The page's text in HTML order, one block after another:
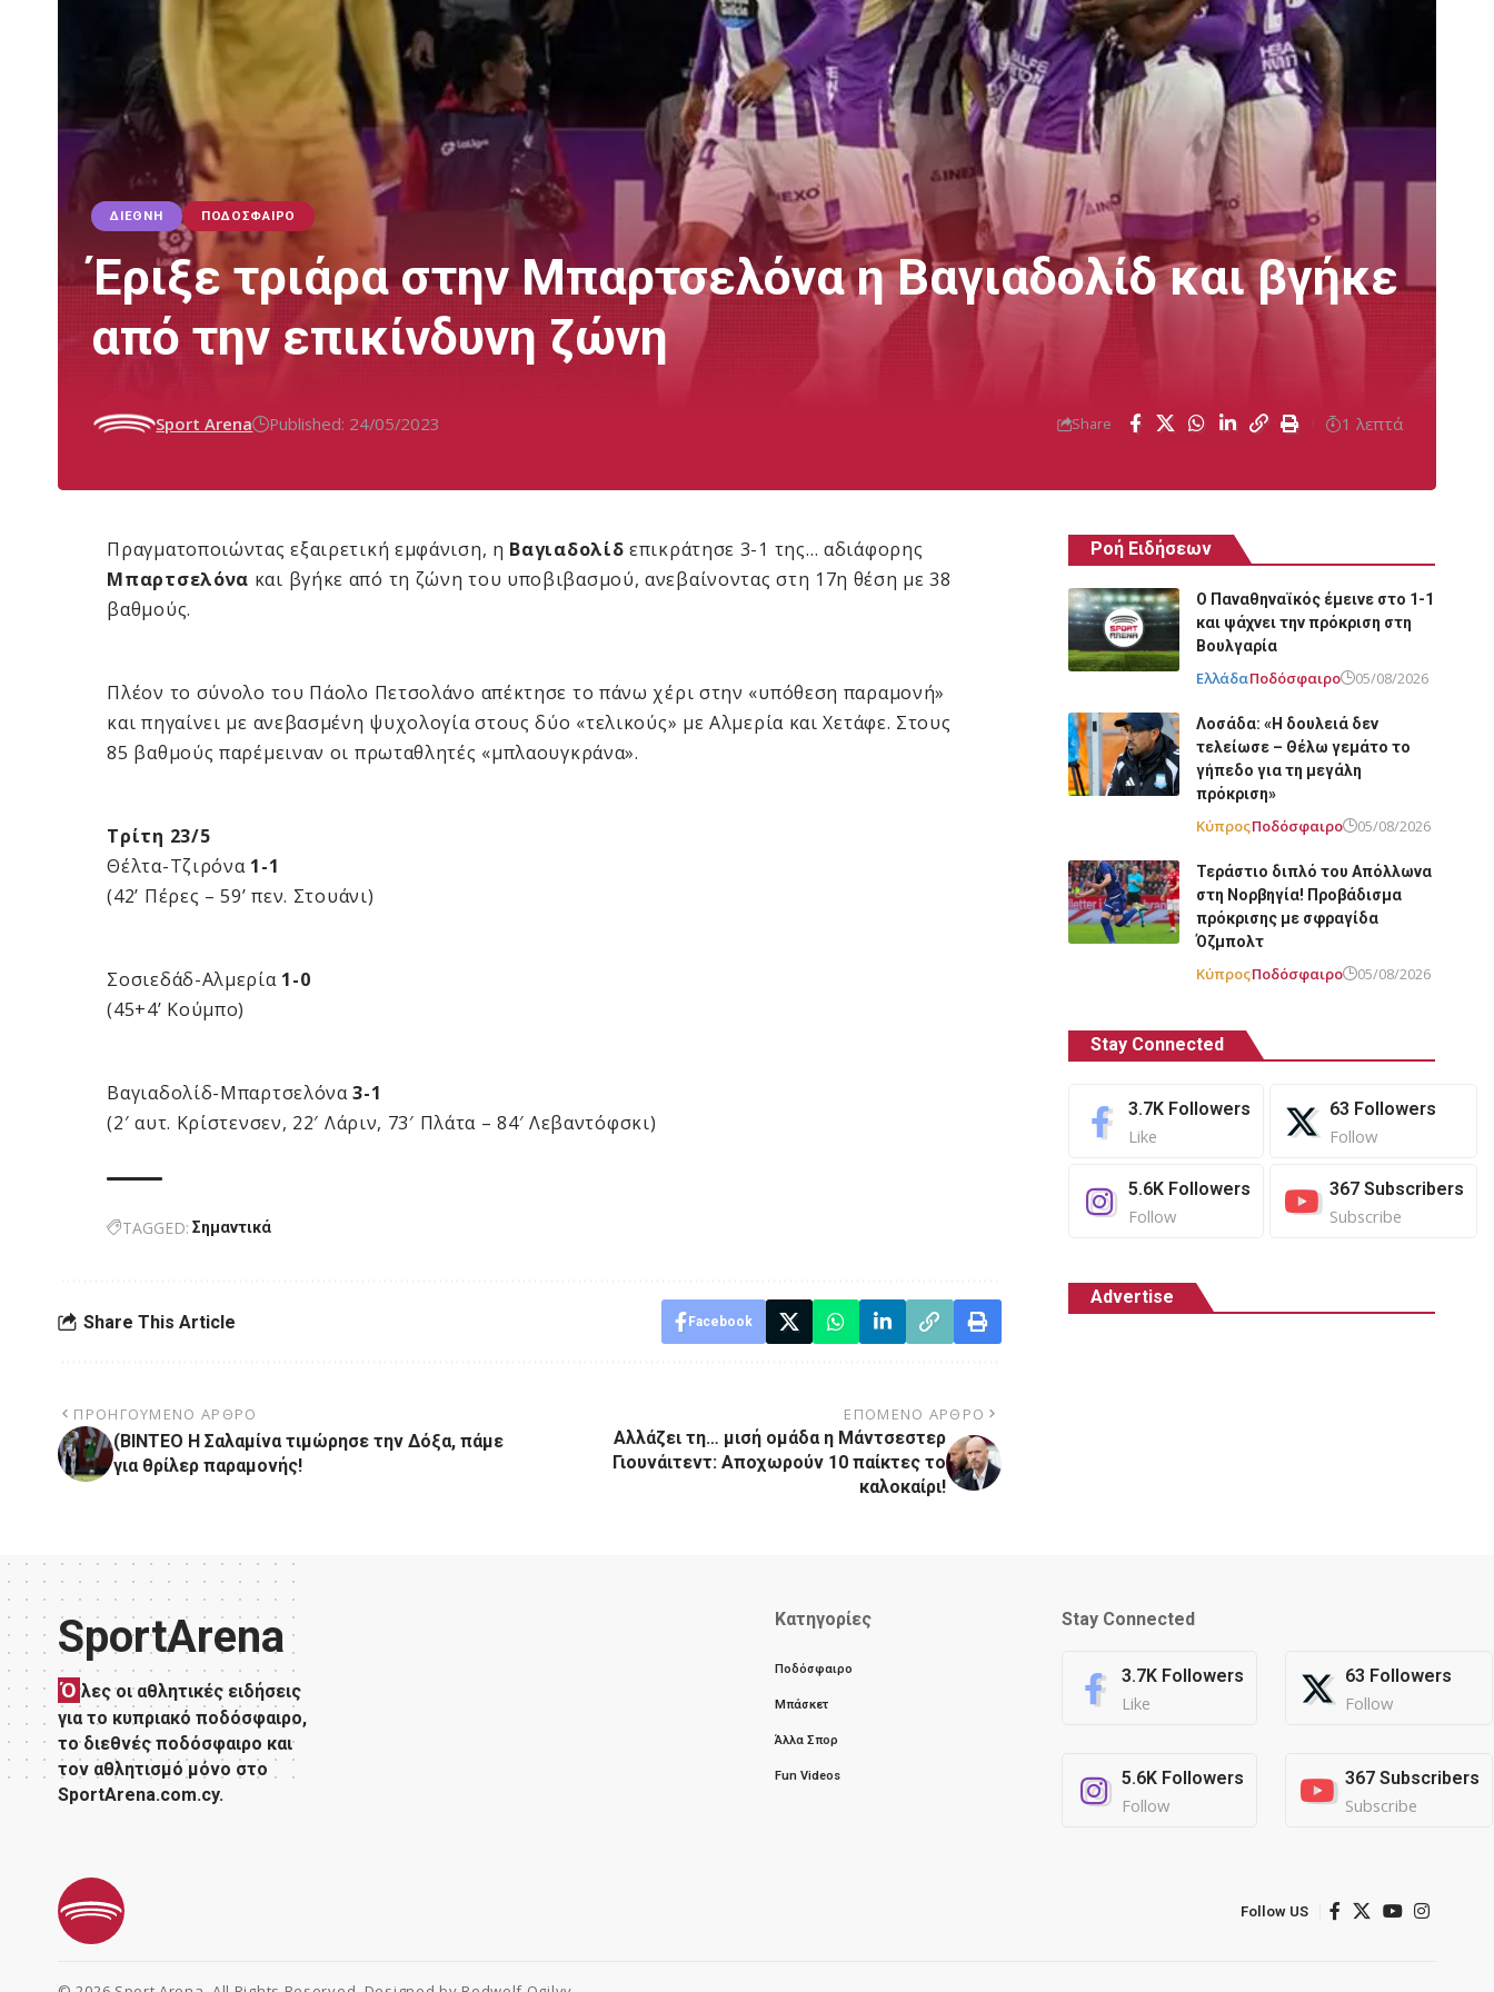
ΔΙΕΘΝΉ ΠΟΔΌΣΦΑΙΡΟ
Έριξε τριάρα στην Μπαρτσελόνα η Βαγιαδολίδ και βγήκε
από την επικίνδυνη ζώνη
Sport Arena Published: 24/05/2023 Share 1 λεπτά
Πραγματοποιώντας εξαιρετική εμφάνιση, η Βαγιαδολίδ επικράτησε 3-1 της… αδιάφορης
Μπαρτσελόνα και βγήκε από τη ζώνη του υποβιβασμού, ανεβαίνοντας στη 17η θέση με 38
βαθμούς.
Πλέον το σύνολο του Πάολο Πετσολάνο απέκτησε το πάνω χέρι στην «υπόθεση παραμονή»
και πηγαίνει με ανεβασμένη ψυχολογία στους δύο «τελικούς» με Αλμερία και Χετάφε. Στους
85 βαθμούς παρέμειναν οι πρωταθλητές «μπλαουγκράνα».
Τρίτη 23/5
Θέλτα-Τζιρόνα 1-1
(42’ Πέρες – 59’ πεν. Στουάνι)
Σοσιεδάδ-Αλμερία 1-0
(45+4’ Κούμπο)
Βαγιαδολίδ-Μπαρτσελόνα3-1
(2′ αυτ. Κρίστενσεν, 22′ Λάριν, 73′ Πλάτα – 84′ Λεβαντόφσκι)
TAGGED: Σημαντικά
Share This Article Facebook
ΠΡΟΗΓΟΎΜΕΝΟ ΆΡΘΡΟ
(ΒΙΝΤΕΟ Η Σαλαμίνα τιμώρησε την Δόξα, πάμε
για θρίλερ παραμονής!
ΕΠΌΜΕΝΟ ΆΡΘΡΟ
Αλλάζει τη… μισή ομάδα η Μάντσεστερ
Γιουνάιτεντ: Αποχωρούν 10 παίκτες το
καλοκαίρι!
Ροή Ειδήσεων
Ο Παναθηναϊκός έμεινε στο 1-1
και ψάχνει την πρόκριση στη
Βουλγαρία
ΕλλάδαΠοδόσφαιρο 05/08/2026
Λοσάδα: «Η δουλειά δεν
τελείωσε – Θέλω γεμάτο το
γήπεδο για τη μεγάλη
πρόκριση»
ΚύπροςΠοδόσφαιρο 05/08/2026
Τεράστιο διπλό του Απόλλωνα
στη Νορβηγία! Προβάδισμα
πρόκρισης με σφραγίδα
Όζμπολτ
ΚύπροςΠοδόσφαιρο 05/08/2026
Stay Connected
3.7K Followers
Like
63 Followers
Follow
5.6K Followers
Follow
367 Subscribers
Subscribe
Advertise
SportArena
Ό λες οι αθλητικές ειδήσεις
για το κυπριακό ποδόσφαιρο,
το διεθνές ποδόσφαιρο και
τον αθλητισμό μόνο στο
SportArena.com.cy.
Κατηγορίες
Ποδόσφαιρο
Μπάσκετ
Άλλα Σπορ
Fun Videos
Stay Connected
3.7K Followers
Like
63 Followers
Follow
5.6K Followers
Follow
367 Subscribers
Subscribe
Follow US